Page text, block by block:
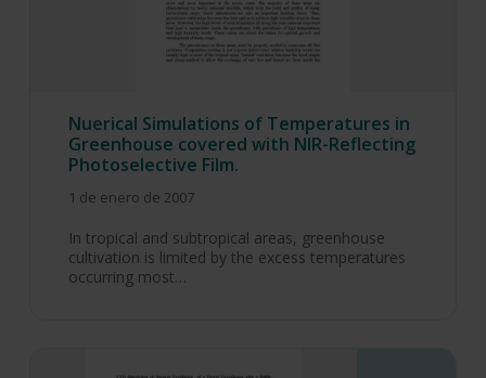
Nuerical Simulations of Temperatures in
Greenhouse covered with NIR-Reflecting
Photoselective Film.
1 de enero de 2007
In tropical and subtropical areas, greenhouse
cultivation is limited by the excess temperatures
occurring most…